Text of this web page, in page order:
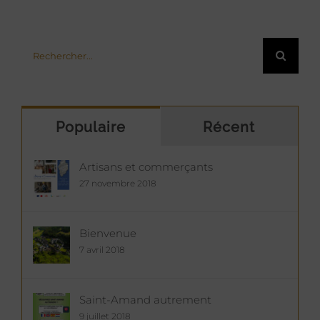
Populaire Récent
Artisans et commerçants
27 novembre 2018
Bienvenue
7 avril 2018
Saint-Amand autrement
9 juillet 2018